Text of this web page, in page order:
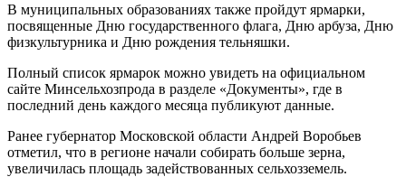
В муниципальных образованиях также пройдут ярмарки,
посвященные Дню государственного флага, Дню арбуза, Дню
физкультурника и Дню рождения тельняшки.
Полный список ярмарок можно увидеть на официальном
сайте Минсельхозпрода в разделе «Документы», где в
последний день каждого месяца публикуют данные.
Ранее губернатор Московской области Андрей Воробьев
отметил, что в регионе начали собирать больше зерна,
увеличилась площадь задействованных сельхозземель.